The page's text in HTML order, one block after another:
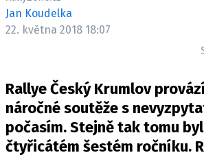
TRH S ELEKTROMOBILY
RALLY
OSTATNÍ
Jan Koudelka
22. května 2018 18:07
Rallye Český Krumlov
náročné soutěže s
počasím. Stejně tak tomu
čtyřicátém šestém ročníku.